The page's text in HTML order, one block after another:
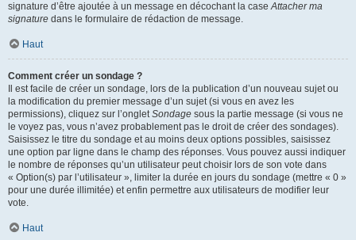
signature d’être ajoutée à un message en décochant la caseAttacher ma
signature dans le formulaire de rédaction de message.
Haut
Comment créer un sondage ?
Il est facile de créer un sondage, lors de la publication d’un nouveau sujet ou
la modification du premier message d’un sujet (si vous en avez les
permissions), cliquez sur l’ongletSondage sous la partie message (si vous ne
le voyez pas, vous n’avez probablement pas le droit de créer des sondages).
Saisissez le titre du sondage et au moins deux options possibles, saisissez
une option par ligne dans le champ des réponses. Vous pouvez aussi indiquer
le nombre de réponses qu’un utilisateur peut choisir lors de son vote dans
« Option(s) par l’utilisateur », limiter la durée en jours du sondage (mettre « 0 »
pour une durée illimitée) et enfin permettre aux utilisateurs de modifier leur
vote.
Haut